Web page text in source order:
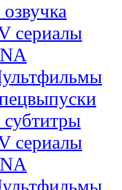
сериалы
субтитры
сериалы